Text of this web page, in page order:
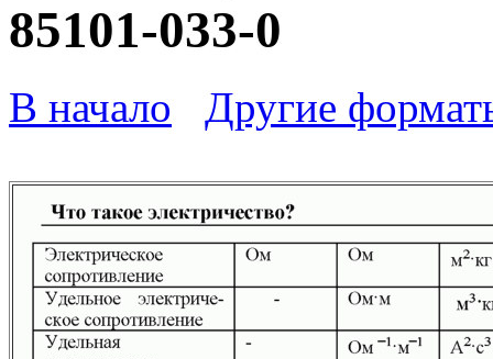
85101-033-0
В начало Другие